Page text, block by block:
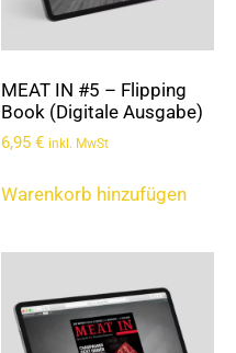
MEAT IN #5 – Flipping
Book (Digitale Ausgabe)
6,95 € inkl. MwSt
Warenkorb hinzufügen